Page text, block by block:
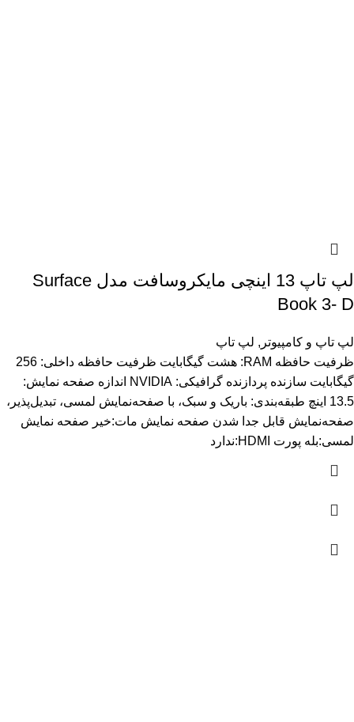
لپ تاپ 13 اینچی مایکروسافت مدل Surface
Book 3- D
لپ تاپ و کامپیوتر , لپ تاپ
ظرفیت حافظه RAM: هشت گیگابایت ظرفیت حافظه داخلی: 256
گیگابایت سازنده پردازنده گرافیکی: NVIDIA اندازه صفحه نمایش:
13.5 اینچ طبقه‌بندی: باریک و سبک، با صفحه‌نمایش لمسی، تبدیل‌پذیر،
صفحه‌نمایش قابل جدا شدن صفحه نمایش مات:خیر صفحه نمایش
لمسی:بله پورت HDMI:ندارد